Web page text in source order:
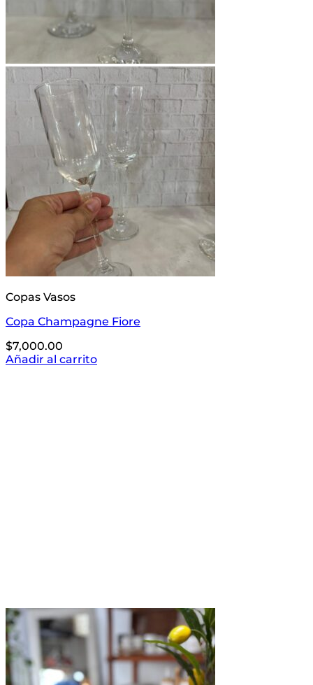
Copas Vasos
Copa Champagne Fiore
$7,000.00
Añadir al carrito